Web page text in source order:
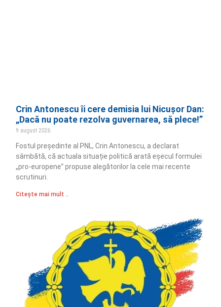
Crin Antonescu îi cere demisia lui Nicușor Dan:
„Dacă nu poate rezolva guvernarea, să plece!”
9 august 2026
Fostul președinte al PNL, Crin Antonescu, a declarat
sâmbătă, că actuala situație politică arată eșecul formulei
„pro-europene” propuse alegătorilor la cele mai recente
scrutinuri.
Citește mai mult ..